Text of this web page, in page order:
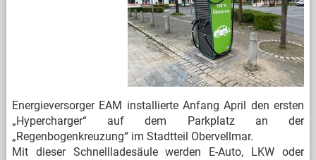
Energieversorger EAM installierte Anfang April den ersten
„Hypercharger“ auf dem Parkplatz an der
„Regenbogenkreuzung“ im Stadtteil Obervellmar.
Mit dieser Schnellladesäule werden E-Auto, LKW oder